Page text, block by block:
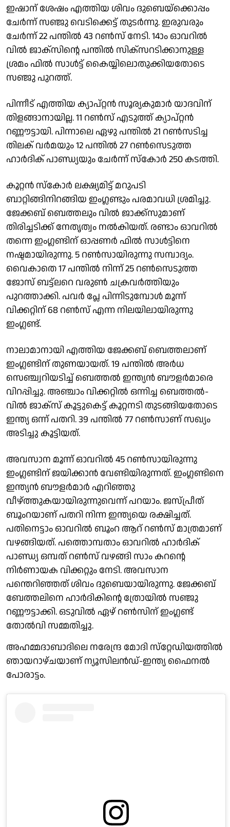
ഇഷാന് ശേഷം എത്തിയ ശിവം ദുബെയ്‌ക്കൊപ്പം
ചേര്‍ന്ന് സഞ്ജു വെടിക്കെട്ട് തുടര്‍ന്നു. ഇരുവരും
ചേര്‍ന്ന് 22 പന്തില്‍ 43 റണ്‍സ് നേടി. 14ാം ഓവറില്‍
വില്‍ ജാക്‌സിന്റെ പന്തില്‍ സിക്‌സറടിക്കാനുള്ള
ശ്രമം ഫില്‍ സാള്‍ട്ട് കൈയ്യിലൊതുക്കിയതോടെ
സഞ്ജു പുറത്ത്.
പിന്നീട് എത്തിയ ക്യാപ്റ്റന്‍ സൂര്യകുമാര്‍ യാദവിന്
തിളങ്ങാനായില്ല. 11 റണ്‍സ് എടുത്ത് ക്യാപ്റ്റന്‍
റണ്ണൗട്ടായി. പിന്നാലെ ഏഴു പന്തില്‍ 21 റണ്‍സടിച്ച
തിലക് വര്‍മയും 12 പന്തില്‍ 27 റണ്‍സെടുത്ത
ഹാര്‍ദിക് പാണ്ഡ്യയും ചേര്‍ന്ന് സ്‌കോര്‍ 250 കടത്തി.
കൂറ്റന്‍ സ്‌കോര്‍ ലക്ഷ്യമിട്ട് മറുപടി
ബാറ്റിങ്ങിനിറങ്ങിയ ഇംഗ്ലണ്ടും പരമാവധി ശ്രമിച്ചു.
ജേക്കബ് ബെത്തലും വില്‍ ജാക്ക്സുമാണ്
തിരിച്ചടിക്ക് നേതൃത്വം നല്‍കിയത്. രണ്ടാം ഓവറില്‍
തന്നെ ഇംഗ്ലണ്ടിന് ഓപ്പണര്‍ ഫില്‍ സാള്‍ട്ടിനെ
നഷ്ടമായിരുന്നു. 5 റണ്‍സായിരുന്നു സമ്പാദ്യം.
വൈകാതെ 17 പന്തില്‍ നിന്ന് 25 റണ്‍സെടുത്ത
ജോസ് ബട്ട്‌ലറെ വരുണ്‍ ചക്രവര്‍ത്തിയും
പുറത്താക്കി. പവര്‍ പ്ലേ പിന്നിടുമ്പോള്‍ മൂന്ന്
വിക്കറ്റിന് 68 റണ്‍സ് എന്ന നിലയിലായിരുന്നു
ഇംഗ്ലണ്ട്.
നാലാമാനായി എത്തിയ ജേക്കബ് ബെത്തലാണ്
ഇംഗ്ലണ്ടിന് തുണയായത്. 19 പന്തില്‍ അര്‍ധ
സെഞ്ച്വറിയടിച്ച് ബെത്തല്‍ ഇന്ത്യന്‍ ബൗളര്‍മാരെ
വിറപ്പിച്ചു. അഞ്ചാം വിക്കറ്റില്‍ ഒന്നിച്ച ബെത്തല്‍-
വില്‍ ജാക്‌സ് കൂട്ടുകെട്ട് കൂറ്റനടി തുടങ്ങിയതോടെ
ഇന്ത്യ ഒന്ന് പതറി. 39 പന്തില്‍ 77 റണ്‍സാണ് സഖ്യം
അടിച്ചു കൂട്ടിയത്.
അവസാന മൂന്ന് ഓവറിൽ 45 റണ്‍സായിരുന്നു
ഇംഗ്ലണ്ടിന് ജയിക്കാന്‍ വേണ്ടിയിരുന്നത്. ഇംഗ്ലണ്ടിനെ
ഇന്ത്യൻ ബൗളർമാർ എറിഞ്ഞു
വീഴ്ത്തുകയായിരുന്നുവെന്ന് പറയാം. ജസ്പ്രീത്
ബൂംറയാണ് പതറി നിന്ന ഇന്ത്യയെ രക്ഷിച്ചത്.
പതിനെട്ടാം ഓവറില്‍ ബൂംറ ആറ് റണ്‍സ് മാത്രമാണ്
വഴങ്ങിയത്. പത്തൊമ്പതാം ഓവറില്‍ ഹാര്‍ദിക്
പാണ്ഡ്യ ഒമ്പത് റണ്‍സ് വഴങ്ങി സാം കറന്റെ
നിര്‍ണായക വിക്കറ്റും നേടി. അവസാന
പന്തെറിഞ്ഞത് ശിവം ദുബെയായിരുന്നു. ജേക്കബ്
ബേത്തലിനെ ഹാര്‍ദികിന്റെ ത്രോയില്‍ സഞ്ജു
റണ്ണൗട്ടാക്കി. ഒടുവില്‍ ഏഴ് റണ്‍സിന് ഇംഗ്ലണ്ട്
തോല്‍വി സമ്മതിച്ചു.
അഹമ്മദാബാദിലെ നരേന്ദ്ര മോദി സ്‌റ്റേഡിയത്തില്‍
ഞായറാഴ്ചയാണ് ന്യൂസിലന്‍ഡ്-ഇന്ത്യ ഫൈനല്‍
പോരാട്ടം.